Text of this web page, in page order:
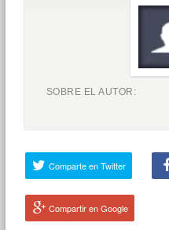
SOBRE EL AUTOR:
Comparte en Twitter
Compartir en Google